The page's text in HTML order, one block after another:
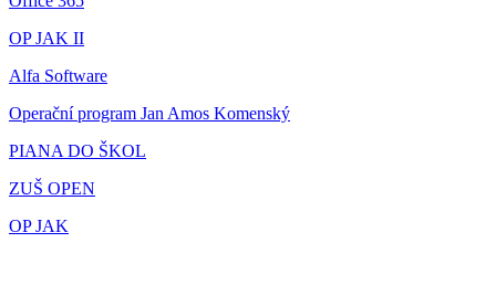
OP JAK II
Alfa Software
Operační program Jan Amos Komenský
PIANA DO ŠKOL
ZUŠ OPEN
OP JAK